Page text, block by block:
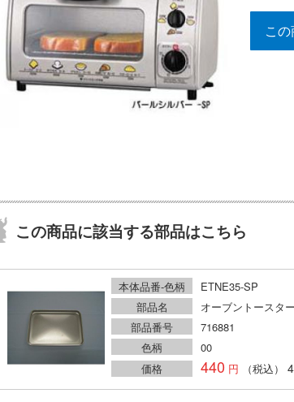
こ
この商品に該当する部品はこちら
本体品番-色柄
ETNE35-SP
部品名
オーブントースタ
部品番号
716881
色柄
00
価格
440 （税込）